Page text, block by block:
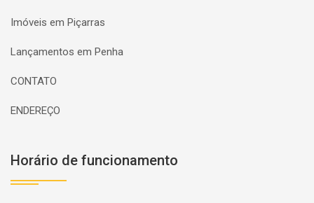
Imóveis em Piçarras
Lançamentos em Penha
CONTATO
ENDEREÇO
Horário de funcionamento